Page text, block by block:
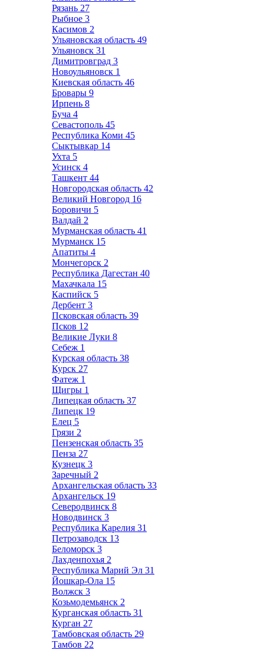
Рязань 27
Рыбное 3
Касимов 2
Ульяновская область 49
Ульяновск 31
Димитровград 3
Новоульяновск 1
Киевская область 46
Бровары 9
Ирпень 8
Буча 4
Севастополь 45
Республика Коми 45
Сыктывкар 14
Ухта 5
Усинск 4
Ташкент 44
Новгородская область 42
Великий Новгород 16
Боровичи 5
Валдай 2
Мурманская область 41
Мурманск 15
Апатиты 4
Мончегорск 2
Республика Дагестан 40
Махачкала 15
Каспийск 5
Дербент 3
Псковская область 39
Псков 12
Великие Луки 8
Себеж 1
Курская область 38
Курск 27
Фатеж 1
Щигры 1
Липецкая область 37
Липецк 19
Елец 5
Грязи 2
Пензенская область 35
Пенза 27
Кузнецк 3
Заречный 2
Архангельская область 33
Архангельск 19
Северодвинск 8
Новодвинск 3
Республика Карелия 31
Петрозаводск 13
Беломорск 3
Лахденпохья 2
Республика Марий Эл 31
Йошкар-Ола 15
Волжск 3
Козьмодемьянск 2
Курганская область 31
Курган 27
Тамбовская область 29
Тамбов 22